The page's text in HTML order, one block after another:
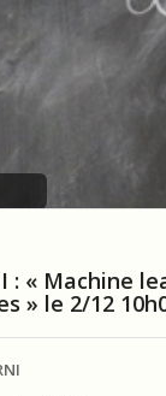
: « Machine
» le 2/12